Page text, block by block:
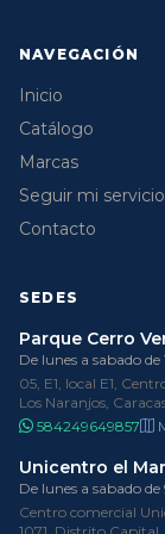
NAVEGACIÓN
Inicio
Catálogo
Marcas
Seguir mi servicio
Contacto
SEDES
Parque Cerro
De lunes a sabado
05, E1, local E1,
Los Naranjos,
584249649857
Unicentro el
De lunes a sabado
Centro comercial